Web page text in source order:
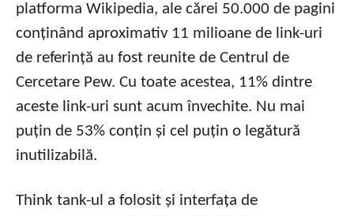
platforma Wikipedia, ale cărei 50.000 de pagini
conținând aproximativ 11 milioane de link-uri
de referință au fost reunite de Centrul de
Cercetare Pew. Cu toate acestea, 11% dintre
aceste link-uri sunt acum învechite. Nu mai
puțin de 53% conțin și cel puțin o legătură
inutilizabilă.
Think tank-ul a folosit și interfața de